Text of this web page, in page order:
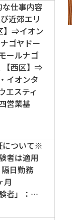
な仕事内容
近郊エリ
】⇒イオン
ゴヤドー
ールナゴ
【西区】⇒
イオンタ
エスティ
営業基
について※
者は適用
日勤務
ヶ月
者」：…